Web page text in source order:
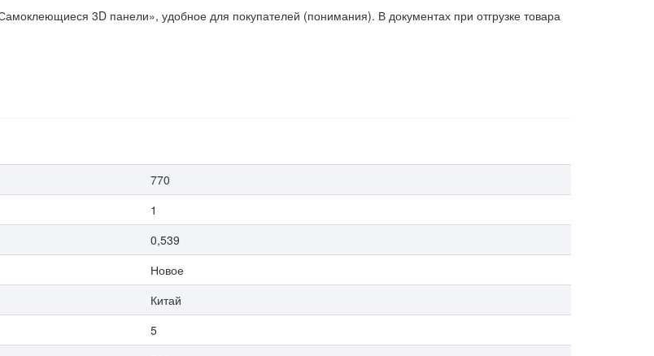
3D панели», удобное для покупателей (понимания). В документах при отгрузке товара
770
1
0,539
Новое
Китай
5